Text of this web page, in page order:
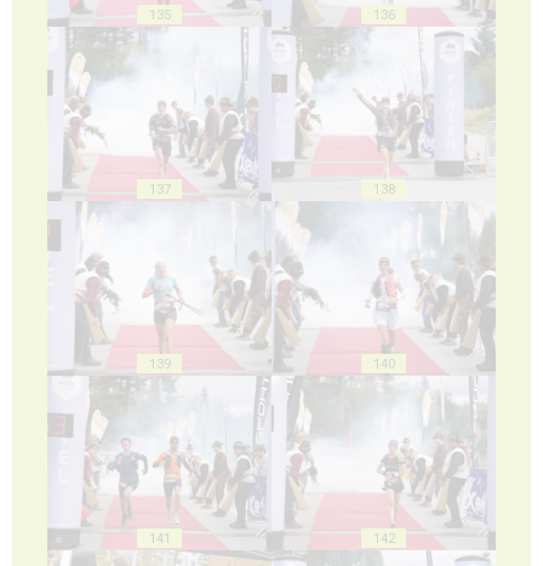
135 136
137 138
139 140
141 142